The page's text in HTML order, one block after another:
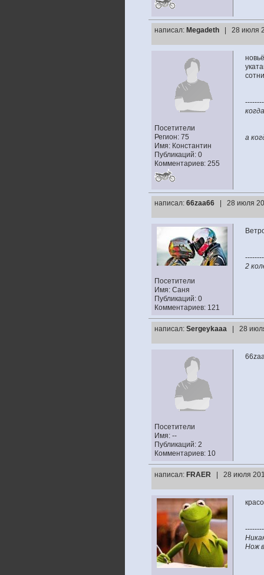
написал: Megadeth | 28 июля
Посетители
Регион: 75
Имя: Константин
Публикаций: 0
Комментариев: 255
а
написал: 66zaa66 | 28 июля
Посетители
Имя: Саня
Публикаций: 0
Комментариев: 121
2
написал: Sergeykaaa | 28
Посетители
Имя: --
Публикаций: 2
Комментариев: 10
написал: FRAER | 28 июля
Нож